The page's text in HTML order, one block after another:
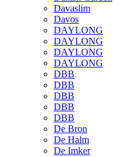
Davaslim
Davos
DAYLONG
DAYLONG
DAYLONG
DAYLONG
DBB
DBB
DBB
DBB
DBB
De Bron
De Halm
De Imker